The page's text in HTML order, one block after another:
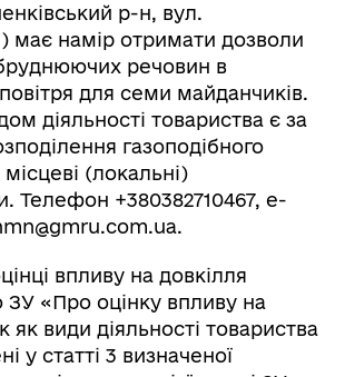
р-н, вул.
має намір отримати дозволи
речовин в
для семи майданчиків.
діяльності товариства є за
газоподібного
(локальні)
Телефон +380382710467, e-
впливу на довкілля
ЗУ «Про оцінку впливу на
як види діяльності товариства
у статті 3 визначеної